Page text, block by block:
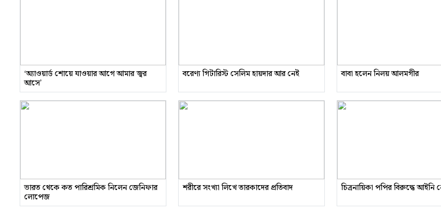
‘অ্যাওয়ার্ড শোয়ে যাওয়ার আগে আমার জ্বর
আসে’
বরেণ্য গিটারিস্ট সেলিম হায়দার আর নেই বাবা হলেন নিলয় আলমগীর
ভারত থেকে কত পারিশ্রমিক নিলেন জেনিফার
লোপেজ
শরীরে সংখ্যা লিখে তারকাদের প্রতিবাদ চিত্রনায়িকা পপির বিরুদ্ধে আইনি